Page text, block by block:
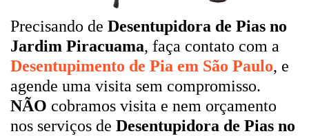
Precisando de Desentupidora de Pias no
Jardim Piracuama, faça contato com a
Desentupimento de Pia em São Paulo, e
agende uma visita sem compromisso.
NÃO cobramos visita e nem orçamento
nos serviços de Desentupidora de Pias no